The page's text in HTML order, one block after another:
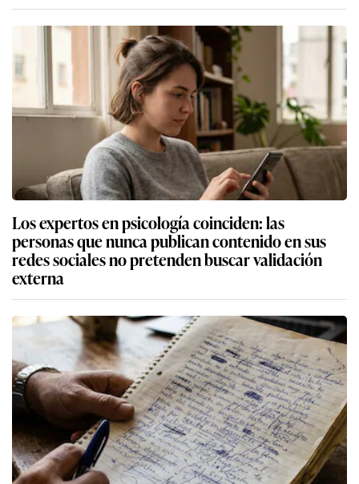
Los expertos en psicología coinciden: las
personas que nunca publican contenido en sus
redes sociales no pretenden buscar validación
externa